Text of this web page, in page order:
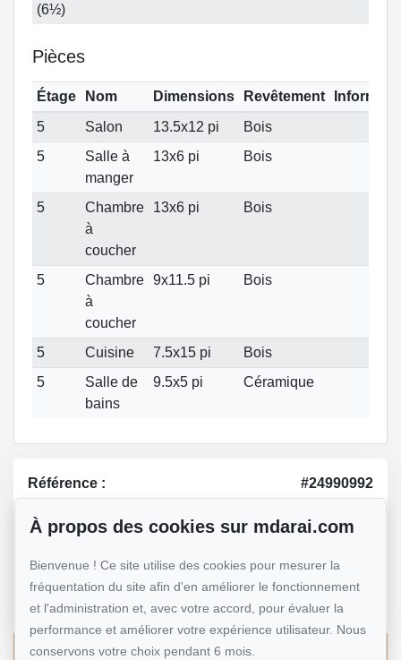
(6½)
Pièces
Étage Nom Dimensions Revêtement
5
Salon 13.5x12 pi
Bois
5
Salle à
manger
13x6 pi Bois
5
Chambre
à
coucher
13x6 pi Bois
5
Chambre
à
coucher
9x11.5 pi Bois
5 Cuisine 7.5x15 pi
Bois
5
Salle de
bains
9.5x5 pi Céramique
Référence : #24990992
Mohsen Darai
Courtier immobilier
514 924-7445
Écrivez-moi un courriel
À propos des cookies sur mdarai.com
Bienvenue ! Ce site utilise des cookies pour mesurer la
fréquentation du site afin d'en améliorer le fonctionnement
et l'administration et, avec votre accord, pour évaluer la
performance et améliorer votre expérience utilisateur. Nous
conservons votre choix pendant 6 mois.